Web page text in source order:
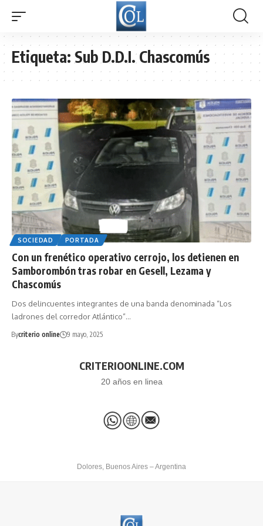
Etiqueta:Sub D.D.I. Chascomús
SOCIEDAD PORTADA
Con un frenético operativo cerrojo, los detienen en
Samborombón tras robar en Gesell, Lezama y
Chascomús
Dos delincuentes integrantes de una banda denominada “Los
ladrones del corredor Atlántico”…
Bycriterio online 9 mayo, 2025
CRITERIOONLINE.COM
20 años en linea
Dolores, Buenos Aires – Argentina